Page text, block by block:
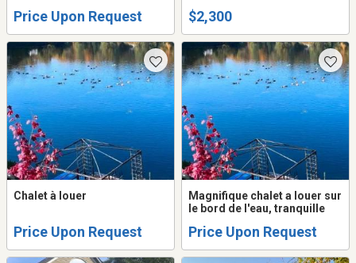
Price Upon Request
min – Hiver 2026-2027
$2,300
Chalet à louer
Price Upon Request
Magnifique chalet a louer sur
le bord de l'eau, tranquille
Price Upon Request